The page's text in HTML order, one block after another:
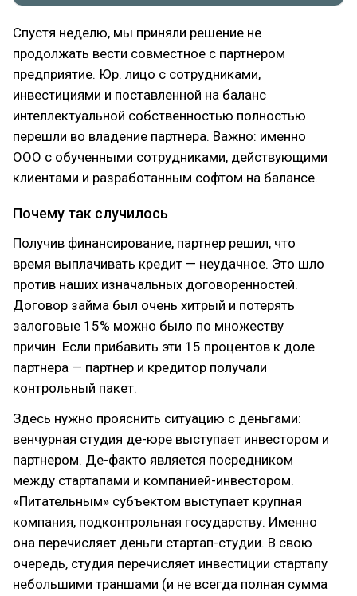
Спустя неделю, мы приняли решение не
продолжать вести совместное с партнером
предприятие. Юр. лицо с сотрудниками,
инвестициями и поставленной на баланс
интеллектуальной собственностью полностью
перешли во владение партнера. Важно: именно
ООО с обученными сотрудниками, действующими
клиентами и разработанным софтом на балансе.
Почему так случилось
Получив финансирование, партнер решил, что
время выплачивать кредит — неудачное. Это шло
против наших изначальных договоренностей.
Договор займа был очень хитрый и потерять
залоговые 15% можно было по множеству
причин. Если прибавить эти 15 процентов к доле
партнера — партнер и кредитор получали
контрольный пакет.
Здесь нужно прояснить ситуацию с деньгами:
венчурная студия де-юре выступает инвестором и
партнером. Де-факто является посредником
между стартапами и компанией-инвестором.
«Питательным» субъектом выступает крупная
компания, подконтрольная государству. Именно
она перечисляет деньги стартап-студии. В свою
очередь, студия перечисляет инвестиции стартапу
небольшими траншами (и не всегда полная сумма